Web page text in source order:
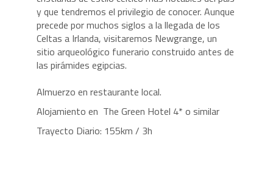
y que tendremos el privilegio de conocer. Aunque
precede por muchos siglos a la llegada de los
Celtas a Irlanda, visitaremos Newgrange, un
sitio arqueológico funerario construido antes de
las pirámides egipcias.
Almuerzo en restaurante local.
Alojamiento en The Green Hotel 4* o similar
Trayecto Diario: 155km / 3h